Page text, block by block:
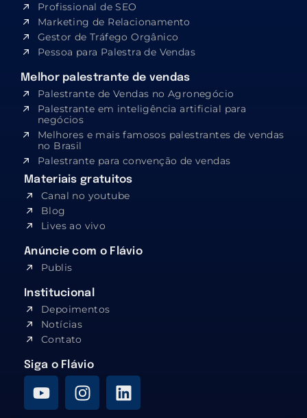
Profissional de SEO
Marketing de Relacionamento
Gestor de Tráfego Orgânico
Pessoa para Palestra de Vendas
Melhor palestrante de vendas
Palestrante de Vendas no Agronegócio
Palestrante em inteligência artificial para
negócios
Melhores e mais famosos palestrantes de vendas
no Brasil
Palestrante para convenção de vendas
Materiais gratuitos
Canal no youtube
Blog
Lives ao vivo
Anúncie com o Flávio
Publis
Institucional
Depoimentos
Notícias
Contato
Siga o Flávio